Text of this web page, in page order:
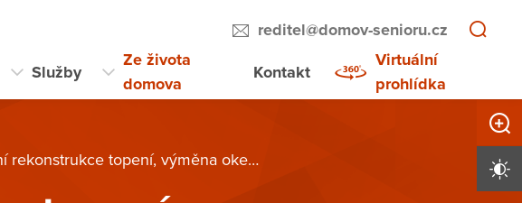
reditel@domov-senioru.cz
Služby
Ze života
domova
Kontakt
Virtuální
prohlídka
topení, výměna oken, nová střecha, zateplení, fasáda a fotovoltaika